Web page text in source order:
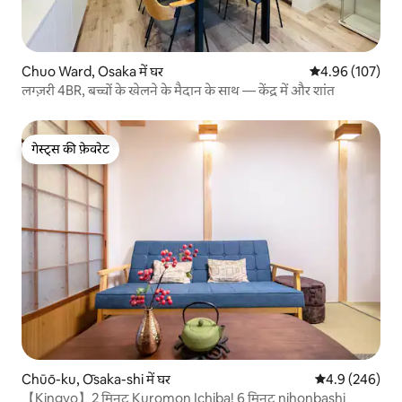
Chuo Ward, Osaka में घर औसत रेटिंग 5 में से
4.96 (107)
लग्ज़री 4BR, बच्चों के खेलने के मैदान के साथ — केंद्र में और शांत
गेस्ट्स की फ़ेवरेट
गेस्ट्स की फ़ेवरेट
Chūō-ku, Ōsaka-shi में घर औसत रेटिंग 5 में
4.9 (246)
【Kingyo】2 मिनट Kuromon Ichiba! 6 मिनट nihonbashi